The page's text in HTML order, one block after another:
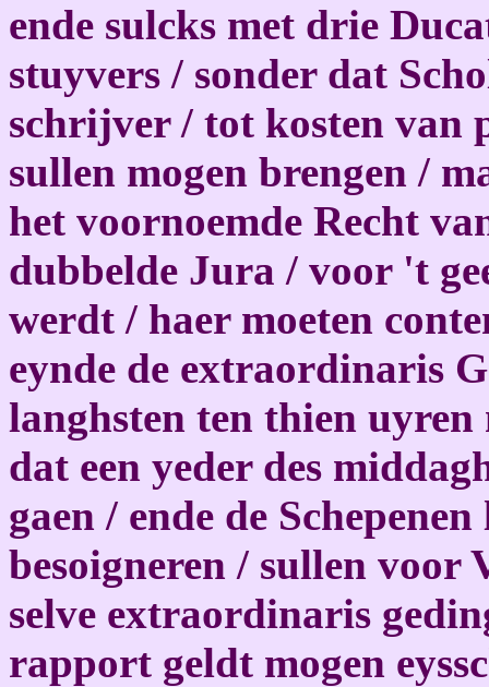
ende sulcks met drie
stuyvers / sonder dat
schrijver / tot kosten van
sullen mogen brengen /
het voornoemde Recht
dubbelde Jura / voor 't
werdt / haer moeten
eynde de extraordinaris
langhsten ten thien uyren
dat een yeder des
gaen / ende de
besoigneren / sullen voor
selve extraordinaris
rapport geldt mogen